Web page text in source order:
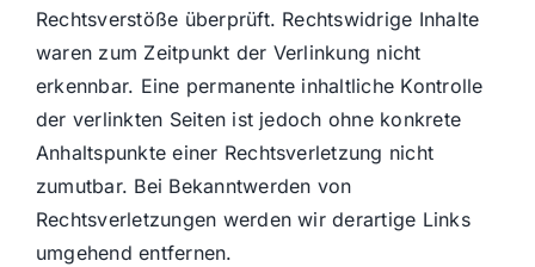
Rechtsverstöße überprüft. Rechtswidrige Inhalte
waren zum Zeitpunkt der Verlinkung nicht
erkennbar. Eine permanente inhaltliche Kontrolle
der verlinkten Seiten ist jedoch ohne konkrete
Anhaltspunkte einer Rechtsverletzung nicht
zumutbar. Bei Bekanntwerden von
Rechtsverletzungen werden wir derartige Links
umgehend entfernen.